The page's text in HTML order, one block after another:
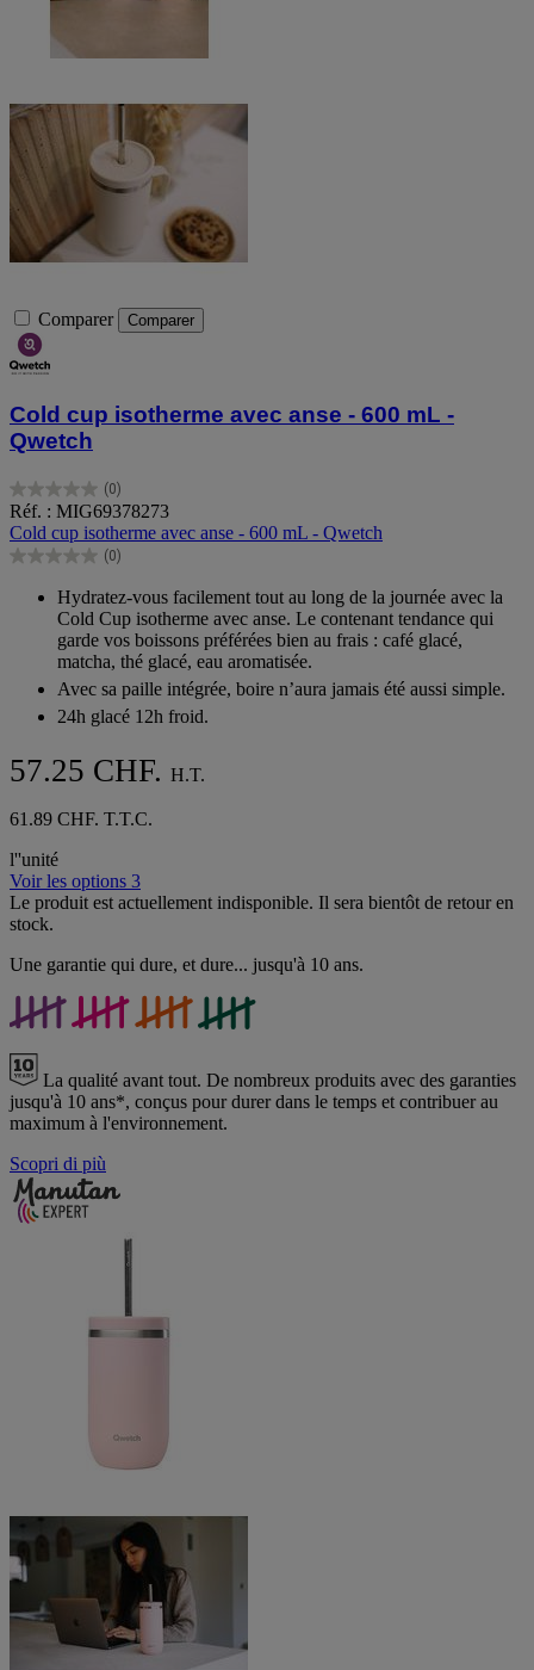
Comparer Comparer
Cold cup isotherme avec anse - 600 mL -
Qwetch
(0)
0.0
sur
5
étoiles.
Réf. : MIG69378273
Cold cup isotherme avec anse - 600 mL - Qwetch
(0)
0.0
étoiles.
Hydratez-vous facilement tout au long de la journée avec la
Cold Cup isotherme avec anse. Le contenant tendance qui
garde vos boissons préférées bien au frais : café glacé,
matcha, thé glacé, eau aromatisée.
Avec sa paille intégrée, boire n’aura jamais été aussi simple.
24h glacé 12h froid.
57.25 CHF. H.T.
61.89 CHF. T.T.C.
l''unité
Voir les options 3
Le produit est actuellement indisponible. Il sera bientôt de retour en
stock.
Une garantie qui dure, et dure... jusqu'à 10 ans.
La qualité avant tout. De nombreux produits avec des garanties
jusqu'à 10 ans*, conçus pour durer dans le temps et contribuer au
maximum à l'environnement.
Scopri di più